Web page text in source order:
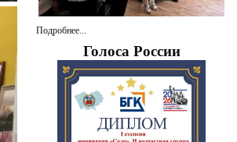
Подробнее...
Голоса России